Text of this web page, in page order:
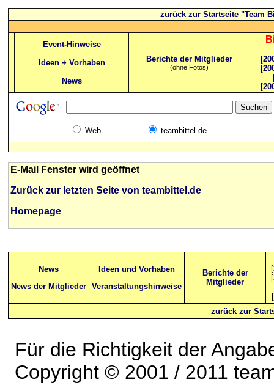
zurück zur Startseite "Team
Event-Hinweise
Ideen + Vorhaben
News
Berichte der Mitglieder
(ohne Fotos)
[
[
[
Web teambittel.de
E-Mail Fenster wird geöffnet
Zurück zur letzten Seite von teambittel.de
Homepage
News
News der Mitglieder
Ideen und Vorhaben
Veranstaltungshinweise
Berichte der
Mitglieder
[
[
[
zurück zur
Für die Richtigkeit der
Copyright © 2001 / 2011